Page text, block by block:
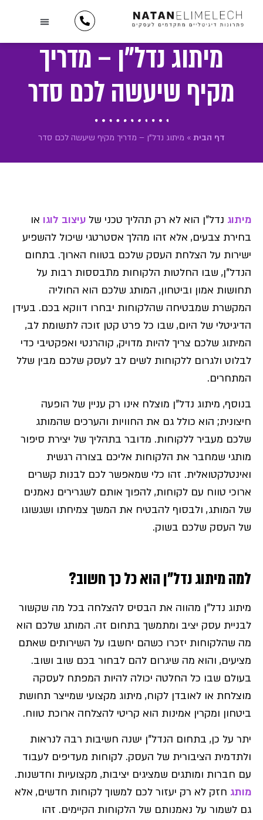
מיתוג נדל"ן – מדריך
מקיף שיעשה לכם סדר
דף הבית » מיתוג נדל"ן – מדריך מקיף שיעשה לכם סדר
מיתוג נדל"ן הוא לא רק תהליך טכני של עיצוב לוגו או
בחירת צבעים, אלא זהו מהלך אסטרטגי שיכול להשפיע
ישירות על הצלחת העסק שלכם בטווח הארוך. בתחום
הנדל"ן, שבו החלטות הלקוחות מתבססות רבות על
תחושות אמון וביטחון, המותג שלכם הוא החוליה
המקשרת שמבטיחה שהלקוחות יבחרו דווקא בכם. בעידן
הדיגיטלי של היום, שבו כל פרט קטן זוכה לתשומת לב,
המיתוג שלכם צריך להיות מדויק, קוהרנטי ואפקטיבי כדי
לבלוט ולגרום ללקוחות לשים לב לעסק שלכם מבין שלל
המתחרים.
בנוסף, מיתוג נדל"ן מוצלח אינו רק עניין של הופעה
חיצונית; הוא כולל גם את החוויות והערכים שהמותג
שלכם מעביר ללקוחות. מדובר בתהליך של יצירת סיפור
מותגי שמחבר את הלקוחות אליכם בצורה רגשית
ואינטלקטואלית. זהו כלי שמאפשר לכם לבנות קשרים
ארוכי טווח עם לקוחות, להפוך אותם לשגרירים נאמנים
של המותג, ולבסוף להבטיח את המשך צמיחתו ושגשוגו
של העסק שלכם בשוק.
למה מיתוג נדל"ן הוא כל כך חשוב?
מיתוג נדל"ן מהווה את הבסיס להצלחה בכל מה שקשור
לבניית עסק יציב ומתמשך בתחום זה. המותג שלכם הוא
מה שהלקוחות יזכרו כשהם יחשבו על השירותים שאתם
מציעים, והוא מה שיגרום להם לבחור בכם שוב ושוב.
בעולם שבו כל החלטה יכולה להיות המפתח לעסקה
מוצלחת או לאובדן לקוח, מיתוג מקצועי שמייצר תחושת
ביטחון ומקרין אמינות הוא קריטי להצלחה ארוכת טווח.
יתר על כן, בתחום הנדל"ן ישנה חשיבות רבה לנראות
ולתדמית הציבורית של העסק. לקוחות מעדיפים לעבוד
עם חברות ומותגים שמציגים יציבות, מקצועיות וחדשנות.
מותג חזק לא רק יעזור לכם למשוך לקוחות חדשים, אלא
גם לשמור על נאמנותם של הלקוחות הקיימים. זהו